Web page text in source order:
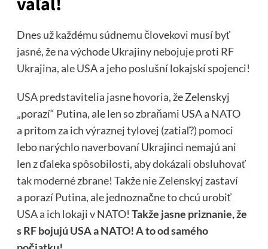
Dnes už každému súdnemu človekovi musí byť
jasné, že na východe Ukrajiny nebojuje proti RF
Ukrajina, ale USA a jeho poslušní lokajskí spojenci!
USA predstavitelia jasne hovoria, že Zelenskyj
„porazí“ Putina, ale len so zbraňami USA a NATO
a pritom za ich výraznej tylovej (zatiaľ?) pomoci
lebo narýchlo naverbovaní Ukrajinci nemajú ani
len z ďaleka spôsobilosti, aby dokázali obsluhovať
tak moderné zbrane! Takže nie Zelenskyj zastaví
a porazí Putina, ale jednoznačne to chcú urobiť
USA a ich lokaji v NATO! Takže jasne priznanie, že
s RF bojujú USA a NATO! A to od samého